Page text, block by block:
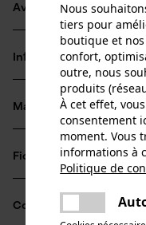
Avantages du produit
Clipsage et
Réduction du bruit
La couleur fluo
accrues sur le
Informations sur le
Détails du produit
Type dactivité
Séjour dans un
Matériau & entretien
Matériau
Détails du rembourrage
Fiches techniques
Mode d'emploi (PDF)
Compatibilité
Nous
tiers pour
boutique et
confort,
outre, nous
produits
À cet effet,
consentement
moment. Vous
informations à
Politique de
Une erreur
essayer
partager
partager